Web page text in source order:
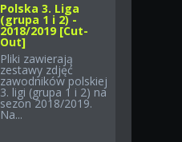
Polska 3. Liga
(grupa 1 i 2) -
2018/2019 [Cut-
Out]
Pliki zawierają
zestawy zdjęć
zawodników polskiej
3. ligi (grupa 1 i 2) na
sezon 2018/2019.
Na...